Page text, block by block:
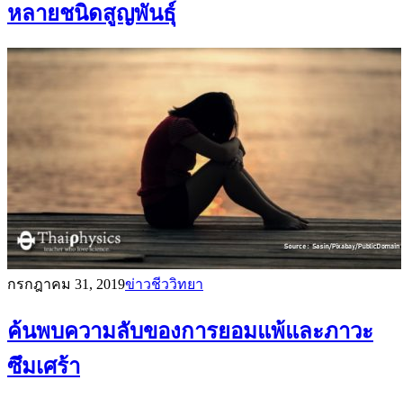
หลายชนิดสูญพันธุ์
กรกฎาคม 31, 2019ข่าวชีววิทยา
ค้นพบความลับของการยอมแพ้และภาวะ
ซึมเศร้า